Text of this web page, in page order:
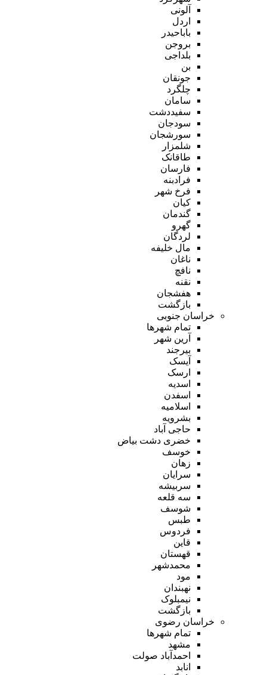
آلونی
اردل
باباحیدر
بروجن
بلداجی
بن
جونقان
چلگرد
سامان
سفیددشت
سودجان
سورشجان
شلمزار
طاقانک
فارسان
فرادبنه
فرخ شهر
کیان
گندمان
گهرو
لردگان
مال خلیفه
ناغان
نافچ
نقنه
هفشجان
بازگشت
خراسان جنوبی
تمام شهر‌ها
آرین شهر
بیرجند
آیسک
ارسک
اسدیه
اسفدن
اسلامیه
بشرویه
حاجی آباد
خضری دشت بیاض
خوسف
زهان
سرایان
سربیشه
سه قلعه
شوسف
طبس
فردوس
قاین
قهستان
محمدشهر
مود
نهبندان
نیمبلوک
بازگشت
خراسان رضوی
تمام شهر‌ها
مشهد
احمدآباد صولت
انابد